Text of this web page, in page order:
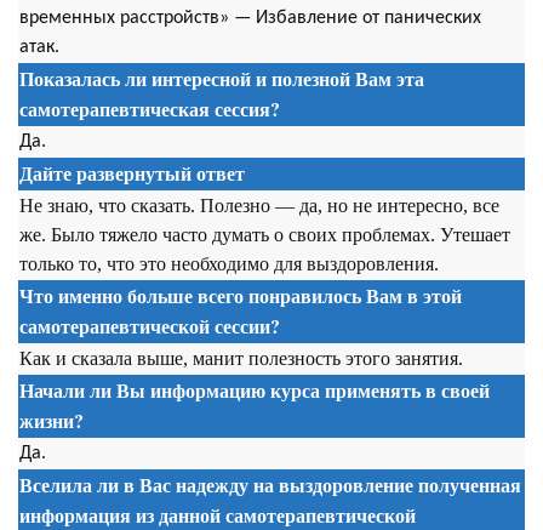
временных расстройств» — Избавление от панических
атак.
Показалась ли интересной и полезной Вам эта
самотерапевтическая сессия?
Да.
Дайте развернутый ответ
Не знаю, что сказать. Полезно — да, но не интересно, все
же. Было тяжело часто думать о своих проблемах. Утешает
только то, что это необходимо для выздоровления.
Что именно больше всего понравилось Вам в этой
самотерапевтической сессии?
Как и сказала выше, манит полезность этого занятия.
Начали ли Вы информацию курса применять в своей
жизни?
Да.
Вселила ли в Вас надежду на выздоровление полученная
информация из даннойсамотерапевтической